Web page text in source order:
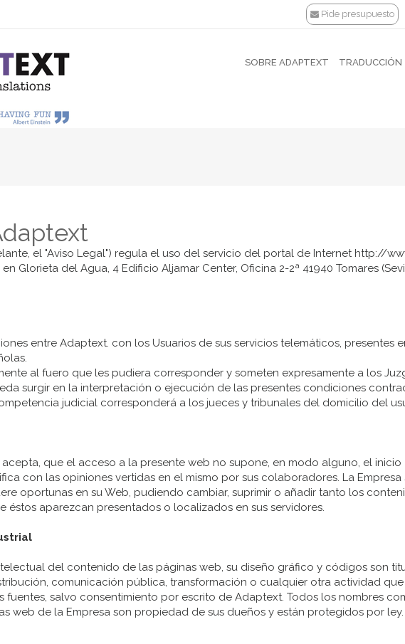
Pide presupuesto
SOBRE ADAPTEXT TRADUCCIÓN
el "Aviso Legal") regula el uso del servicio del portal de Internet http://
Glorieta del Agua, 4 Edificio Aljamar Center, Oficina 2-2ª 41940 Tomares
entre Adaptext. con los Usuarios de sus servicios telemáticos, presentes
al fuero que les pudiera corresponder y someten expresamente a los
surgir en la interpretación o ejecución de las presentes condiciones
judicial corresponderá a los jueces y tribunales del domicilio del
que el acceso a la presente web no supone, en modo alguno, el
con las opiniones vertidas en el mismo por sus colaboradores. La
oportunas en su Web, pudiendo cambiar, suprimir o añadir tanto los
éstos aparezcan presentados o localizados en sus servidores.
del contenido de las páginas web, su diseño gráfico y códigos son
comunicación pública, transformación o cualquier otra actividad
fuentes, salvo consentimiento por escrito de Adaptext. Todos los nombres
web de la Empresa son propiedad de sus dueños y están protegidos por ley.